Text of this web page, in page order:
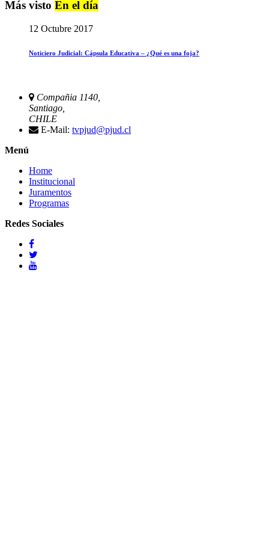
Más visto En el día
12 Octubre 2017
Noticiero Judicial: Cápsula Educativa – ¿Qué es una foja?
Compañia 1140,
Santiago,
CHILE
E-Mail: tvpjud@pjud.cl
Menú
Home
Institucional
Juramentos
Programas
Redes Sociales